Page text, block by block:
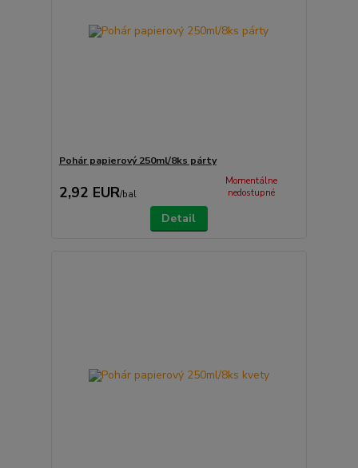
Pohár papierový 250ml/8ks párty
2,92 EUR/bal
Momentálne
nedostupné
Detail